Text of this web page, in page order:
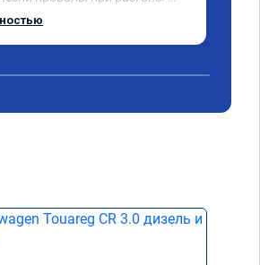
режиме даже немного